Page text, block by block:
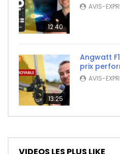
12:40
AVIS-
13:25
Angwatt
prix
AVIS-